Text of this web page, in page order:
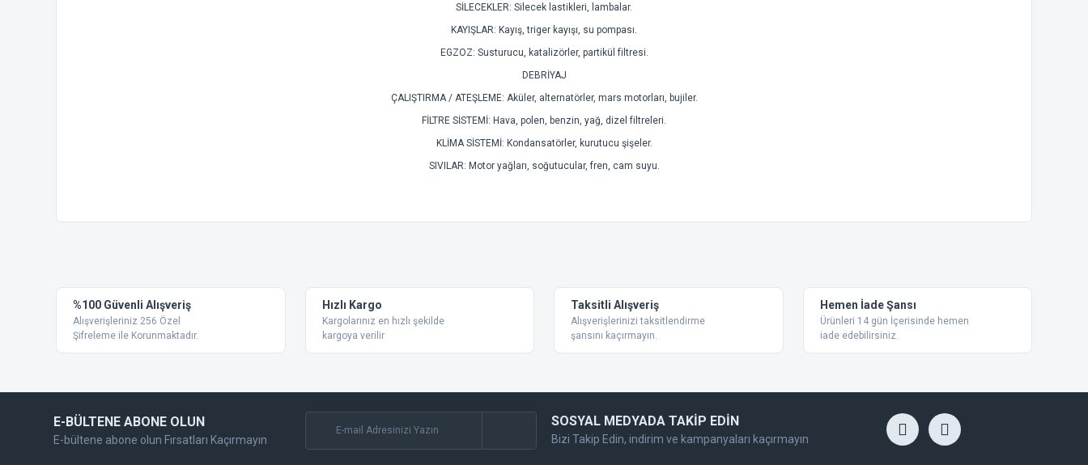
SİLECEKLER: Silecek lastikleri, lambalar.
KAYIŞLAR: Kayış, triger kayışı, su pompası.
EGZOZ: Susturucu, katalizörler, partikül filtresi.
DEBRİYAJ
ÇALIŞTIRMA / ATEŞLEME: Aküler, alternatörler, mars motorları, bujiler.
FİLTRE SİSTEMİ: Hava, polen, benzin, yağ, dizel filtreleri.
KLİMA SİSTEMİ: Kondansatörler, kurutucu şişeler.
SIVILAR: Motor yağları, soğutucular, fren, cam suyu.
Ürün resmi kalitesiz, bozuk veya görüntülenemiyor.
Ürün açıklamasında eksik bilgiler bulunuyor.
Ürün bilgilerinde hatalar bulunuyor.
Ürün fiyatı diğer sitelerden daha pahalı.
%100 Güvenli Alışveriş
Alışverişleriniz 256 Özel
Şifreleme ile Korunmaktadır.
Hızlı Kargo
Kargolarınız en hızlı şekilde
kargoya verilir
Taksitli Alışveriş
Alışverişlerinizi taksitlendirme
şansını kaçırmayın.
Hemen İade Şansı
Ürünleri 14 gün İçerisinde hemen
iade edebilirsiniz.
E-BÜLTENE ABONE OLUN
E-bültene abone olun Fırsatları Kaçırmayın
SOSYAL MEDYADA TAKİP EDİN
Bizi Takip Edin, indirim ve kampanyaları kaçırmayın